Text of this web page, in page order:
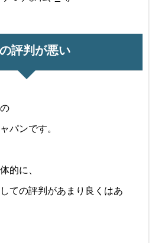
評判が悪い
パンです。
的に、
ての評判があまり良くはあ